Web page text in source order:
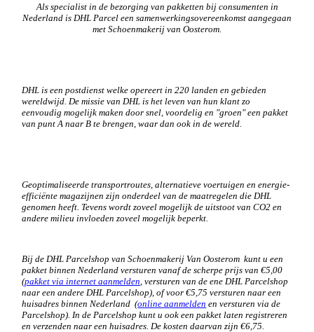
Als specialist in de bezorging van pakketten bij consumenten in
Nederland is DHL Parcel een samenwerkingsovereenkomst aangegaan
met Schoenmakerij van Oosterom.
DHL is een postdienst welke opereert in 220 landen en gebieden
wereldwijd. De missie van DHL is het leven van hun klant zo
eenvoudig mogelijk maken door snel, voordelig en "groen" een pakket
van punt A naar B te brengen, waar dan ook in de wereld.
Geoptimaliseerde transportroutes, alternatieve voertuigen en energie-
efficiënte magazijnen zijn onderdeel van de maatregelen die DHL
genomen heeft. Tevens wordt zoveel mogelijk de uitstoot van CO2 en
andere milieu invloeden zoveel mogelijk beperkt.
Bij de DHL Parcelshop van Schoenmakerij Van Oosterom kunt u een
pakket binnen Nederland versturen vanaf de scherpe prijs van €5,00
(pakket via internet aanmelden , versturen van de ene DHL Parcelshop
naar een andere DHL Parcelshop), of voor €5,75 versturen naar een
huisadres binnen Nederland (online aanmelden en versturen via de
Parcelshop). In de Parcelshop kunt u ook een pakket laten registreren
en verzenden naar een huisadres. De kosten daarvan zijn €6,75.